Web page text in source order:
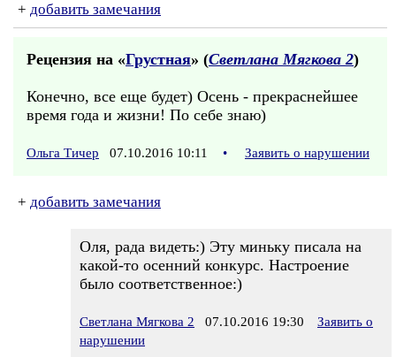
+ добавить замечания
Рецензия на «Грустная» (Светлана Мягкова 2)
Конечно, все еще будет) Осень - прекраснейшее
время года и жизни! По себе знаю)
Ольга Тичер 07.10.2016 10:11 • Заявить о нарушении
+ добавить замечания
Оля, рада видеть:) Эту миньку писала на
какой-то осенний конкурс. Настроение
было соответственное:)
Светлана Мягкова 2 07.10.2016 19:30
Заявить о
нарушении